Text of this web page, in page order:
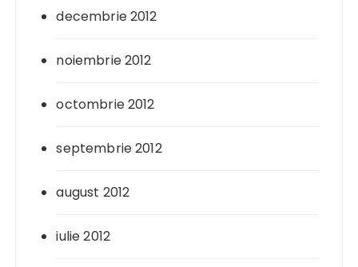
decembrie 2012
noiembrie 2012
octombrie 2012
septembrie 2012
august 2012
iulie 2012